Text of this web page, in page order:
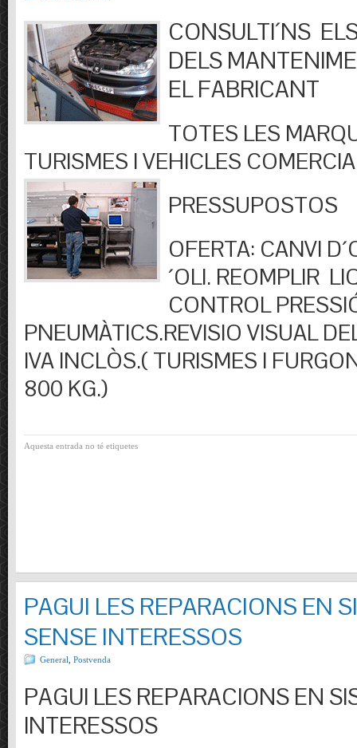
CONSULTI´NS
DELS
EL FABRICANT
TOTES LES
TURISMES I VEHICLES
PRESSUPOSTOS
OFERTA: CANVI
´OLI. REOMPLIR
CONTROL
PNEUMÀTICS.REVISIO VISUAL
IVA INCLÒS.( TURISMES I
800 KG.)
Aquesta entrada no té etiquetes
PAGUI LES REPARACIONS EN
SENSE INTERESSOS
General Postvenda
PAGUI LES REPARACIONS EN
INTERESSOS